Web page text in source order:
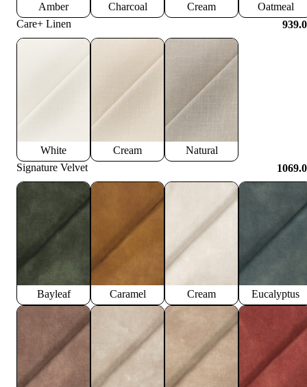
Amber Charcoal Cream
Oatmeal
Care+ Linen
White Cream
Natural
Signature Velvet
Bayleaf Caramel Cream Eucalyptus